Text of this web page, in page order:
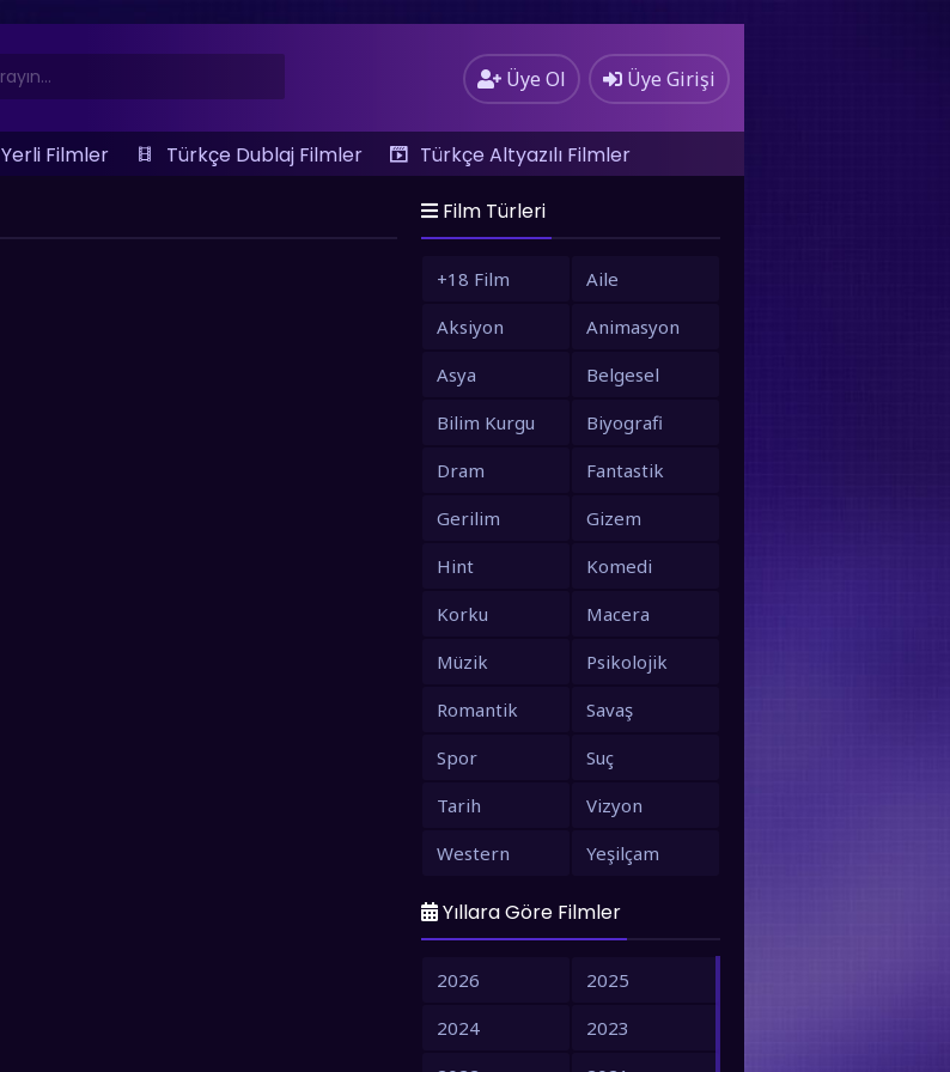
Üye Ol Üye Girişi
Yerli Filmler Türkçe Dublaj Filmler
Türkçe Altyazılı Filmler
Film Türleri
+18 Film
Aile
Aksiyon
Animasyon
Asya
Belgesel
Bilim Kurgu
Biyografi
Dram
Fantastik
Gerilim
Gizem
Hint
Komedi
Korku
Macera
Müzik
Psikolojik
Romantik
Savaş
Spor
Suç
Tarih
Vizyon
Western
Yeşilçam
Yıllara Göre Filmler
2026
2025
2024
2023